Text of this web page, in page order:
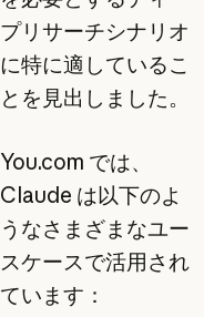
プリサーチシナリオ
に特に適しているこ
とを見出しました。
You.com では、
Claude は以下のよ
うなさまざまなユー
スケースで活用され
ています：